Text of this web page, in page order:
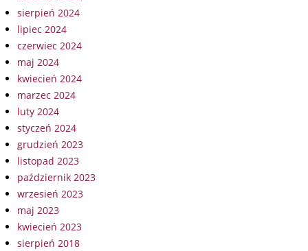
sierpień 2024
lipiec 2024
czerwiec 2024
maj 2024
kwiecień 2024
marzec 2024
luty 2024
styczeń 2024
grudzień 2023
listopad 2023
październik 2023
wrzesień 2023
maj 2023
kwiecień 2023
sierpień 2018